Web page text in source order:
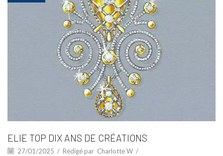
ELIE TOP DIX ANS DE CRÉATIONS
27/01/2025 / Rédigé par Charlotte W /